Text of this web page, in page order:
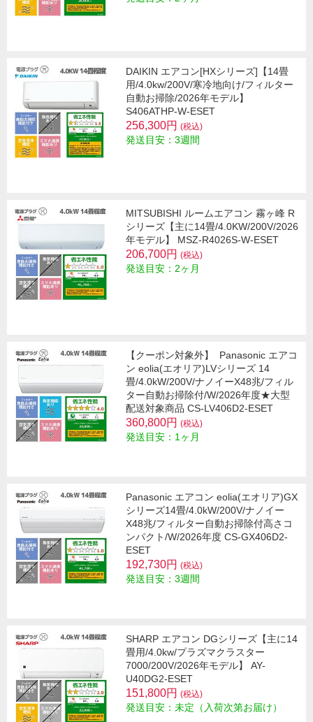
DAIKIN エアコン[HXシリーズ]【14畳
用/4.0kw/200V/寒冷地向け/フィルター
自動お掃除/2026年モデル】
S406ATHP-W-ESET
256,300円 (税込)
発送目安：3週間
MITSUBISHI ルームエアコン 霧ヶ峰 R
シリーズ【主に14畳/4.0KW/200V/2026
年モデル】 MSZ-R4026S-W-ESET
206,700円 (税込)
発送目安：2ヶ月
【クーポン対象外】
Panasonic エアコ
ン eolia(エオリア)LVシリーズ 14
畳/4.0kW/200V/ナノイーX48兆/フィル
ター自動お掃除付/W/2026年度★大型
配送対象商品 CS-LV406D2-ESET
360,800円 (税込)
発送目安：1ヶ月
Panasonic エアコン eolia(エオリア)GX
シリーズ14畳/4.0kW/200V/ナノイー
X48兆/フィルター自動お掃除付高さコ
ンパクト/W/2026年度 CS-GX406D2-
ESET
192,730円 (税込)
発送目安：3週間
SHARP エアコン DGシリーズ【主に14
畳用/4.0kw/プラズマクラスター
7000/200V/2026年モデル】 AY-
U40DG2-ESET
151,800円 (税込)
発送目安：未定（入荷次第お届け）